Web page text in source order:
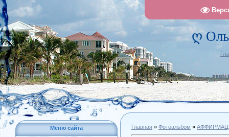
ღ
Меню сайта Главная » Фотоальбом »